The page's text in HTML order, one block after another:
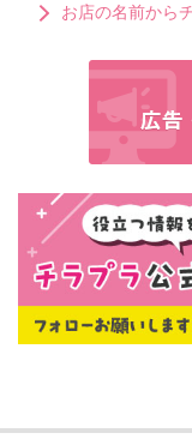
お店の名前から